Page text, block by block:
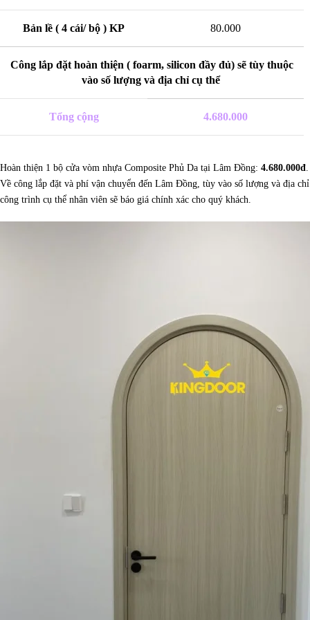
Bản lề ( 4 cái/ bộ ) KP 80.000
Công lắp đặt hoàn thiện ( foarm, silicon đầy đủ) sẽ tùy thuộc
vào số lượng và địa chỉ cụ thể
Tổng cộng 4.680.000
Hoàn thiện 1 bộ cửa vòm nhựa Composite Phủ Da tại Lâm Đồng: 4.680.000đ.
Về công lắp đặt và phí vận chuyển đến Lâm Đồng, tùy vào số lượng và địa chỉ
công trình cụ thể nhân viên sẽ báo giá chính xác cho quý khách.